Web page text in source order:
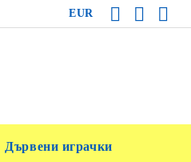
EUR
Дървени играчки